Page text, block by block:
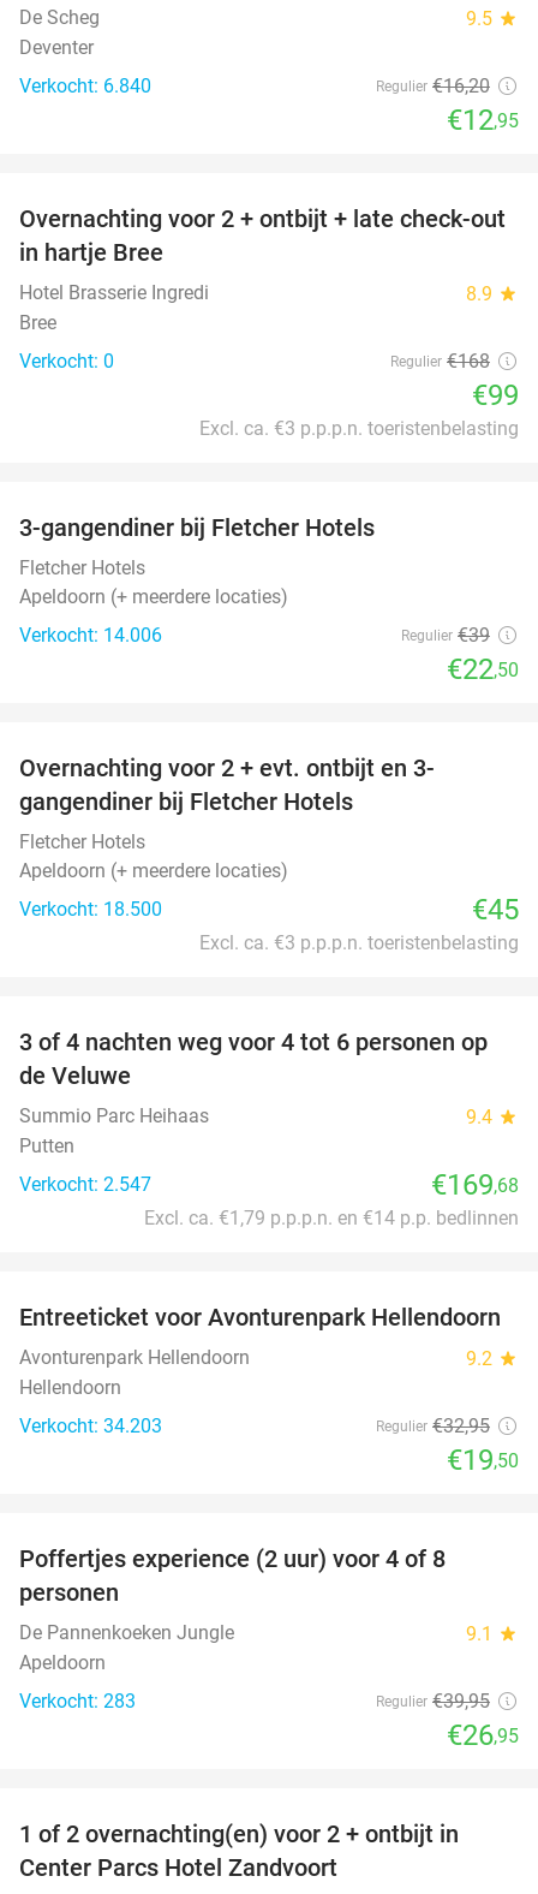
De Scheg 9.5 star
Deventer
Verkocht: 6.840
Regulier €16,20
€12,95
41%
TODAY
Overnachting voor 2 + ontbijt + late check-out
in hartje Bree
Hotel Brasserie Ingredi 8.9 star
Bree
Verkocht: 0
Regulier €168
€99
Excl. ca. €3 p.p.p.n. toeristenbelasting
3-gangendiner bij Fletcher Hotels
Fletcher Hotels
Apeldoorn (+ meerdere locaties)
Verkocht: 14.006
Regulier €39
€22,50
Overnachting voor 2 + evt. ontbijt en 3-
gangendiner bij Fletcher Hotels
Fletcher Hotels
Apeldoorn (+ meerdere locaties)
Verkocht: 18.500
€45
Excl. ca. €3 p.p.p.n. toeristenbelasting
3 of 4 nachten weg voor 4 tot 6 personen op
de Veluwe
Summio Parc Heihaas 9.4 star
Putten
Verkocht: 2.547
€169,68
Excl. ca. €1,79 p.p.p.n. en €14 p.p. bedlinnen
41%
Entreeticket voor Avonturenpark Hellendoorn
Avonturenpark Hellendoorn 9.2 star
Hellendoorn
Verkocht: 34.203
Regulier €32,95
€19,50
Poffertjes experience (2 uur) voor 4 of 8
personen
De Pannenkoeken Jungle 9.1 star
Apeldoorn
Verkocht: 283
Regulier €39,95
€26,95
1 of 2 overnachting(en) voor 2 + ontbijt in
Center Parcs Hotel Zandvoort